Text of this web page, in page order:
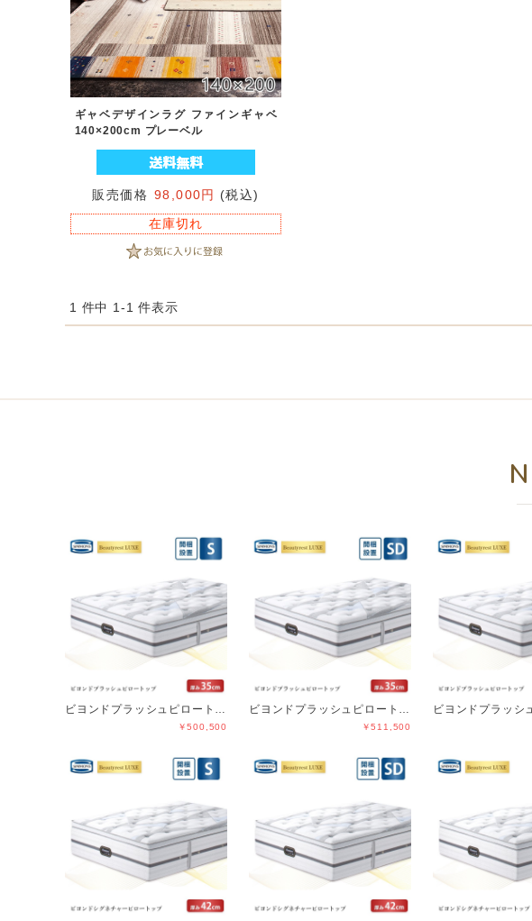
ギャベデザインラグ ファインギャベ
140×200cm プレーベル
販売価格 98,000円
(税込)
在庫切れ
1 件中 1-1 件表示